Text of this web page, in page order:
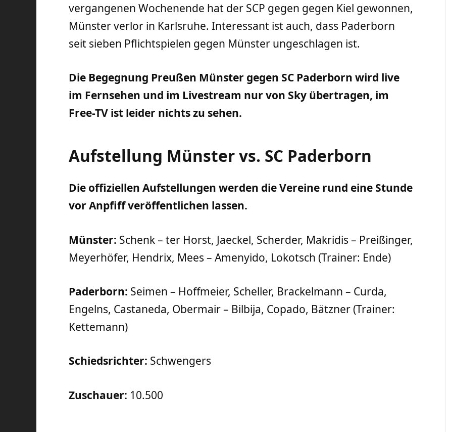
vergangenen Wochenende hat der SCP gegen gegen Kiel gewonnen,
Münster verlor in Karlsruhe. Interessant ist auch, dass Paderborn
seit sieben Pflichtspielen gegen Münster ungeschlagen ist.
Die Begegnung Preußen Münster gegen SC Paderborn wird live
im Fernsehen und im Livestream nur von Sky übertragen, im
Free-TV ist leider nichts zu sehen.
Aufstellung Münster vs. SC Paderborn
Die offiziellen Aufstellungen werden die Vereine rund eine Stunde
vor Anpfiff veröffentlichen lassen.
Münster: Schenk – ter Horst, Jaeckel, Scherder, Makridis – Preißinger,
Meyerhöfer, Hendrix, Mees – Amenyido, Lokotsch (Trainer: Ende)
Paderborn: Seimen – Hoffmeier, Scheller, Brackelmann – Curda,
Engelns, Castaneda, Obermair – Bilbija, Copado, Bätzner (Trainer:
Kettemann)
Schiedsrichter: Schwengers
Zuschauer: 10.500